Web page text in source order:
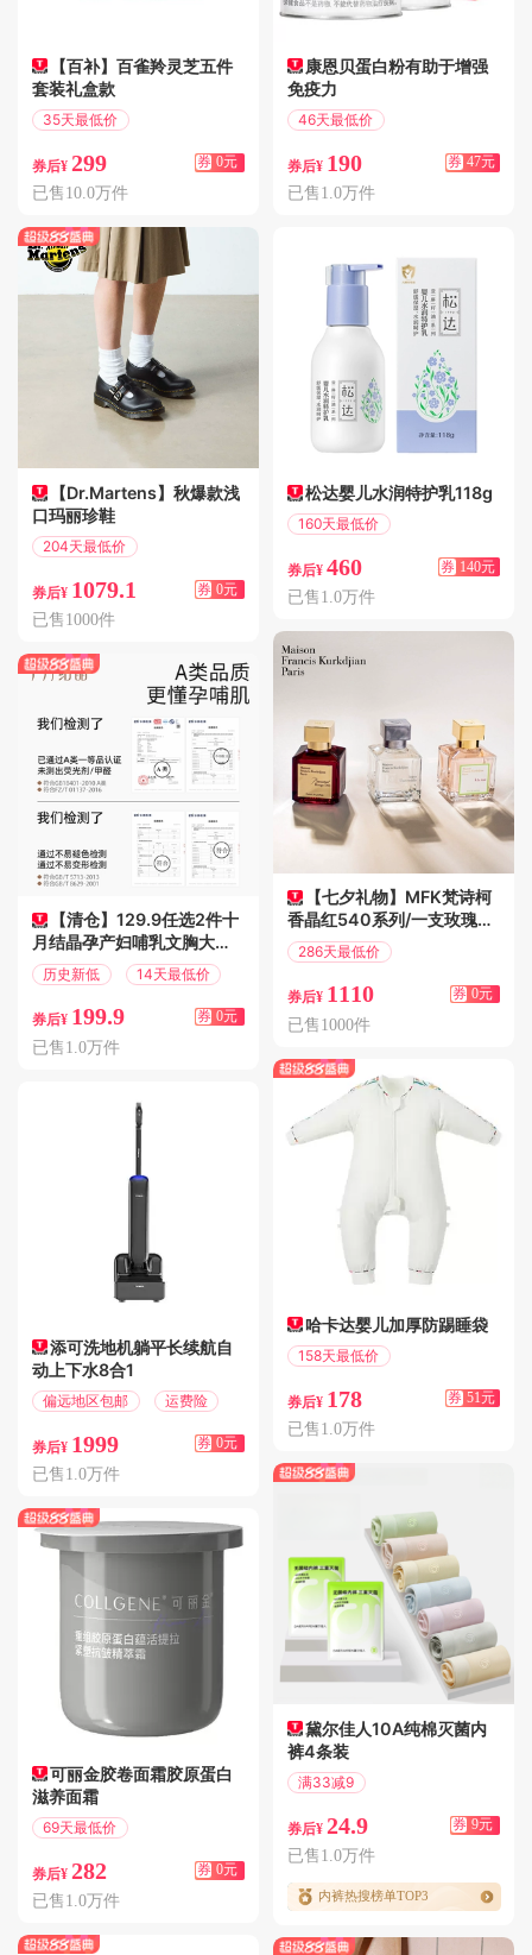
【百补】百雀羚灵芝五件
套装礼盒款
35天最低价
券后¥ 299 券 0元
已售10.0万件
【Dr.Martens】秋爆款浅
口玛丽珍鞋
204天最低价
券后¥ 1079.1 券 0元
已售1000件
【清仓】129.9任选2件十
月结晶孕产妇哺乳文胸大码
胸罩透气月子期
历史新低 14天最低价
券后¥ 199.9 券 0元
已售1.0万件
添可洗地机躺平长续航自
动上下水8合1
偏远地区包邮 运费险
券后¥ 1999 券 0元
已售1.0万件
可丽金胶卷面霜胶原蛋白
滋养面霜
69天最低价
券后¥ 282 券 0元
已售1.0万件
康恩贝蛋白粉有助于增强
免疫力
46天最低价
券后¥ 190 券 47元
已售1.0万件
松达婴儿水润特护乳118g
160天最低价
券后¥ 460 券 140元
已售1.0万件
【七夕礼物】MFK梵诗柯
香晶红540系列/一支玫瑰香
水推荐送
286天最低价
券后¥ 1110 券 0元
已售1000件
哈卡达婴儿加厚防踢睡袋
158天最低价
券后¥ 178 券 51元
已售1.0万件
黛尔佳人10A纯棉灭菌内
裤4条装
满33减9
券后¥ 24.9 券 9元
已售1.0万件
内裤热搜榜单TOP3